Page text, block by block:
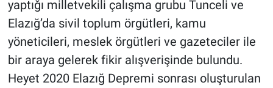
yaptığı milletvekili çalışma grubu Tunceli ve
Elazığ’da sivil toplum örgütleri, kamu
yöneticileri, meslek örgütleri ve gazeteciler ile
bir araya gelerek fikir alışverişinde bulundu.
Heyet 2020 Elazığ Depremi sonrası oluşturulan